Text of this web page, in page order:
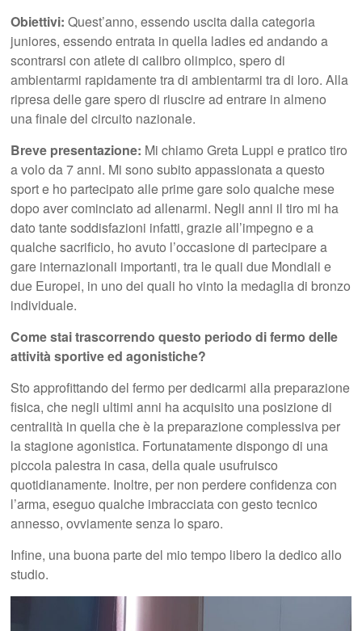
Obiettivi:Quest’anno, essendo uscita dalla categoria
juniores, essendo entrata in quella ladies ed andando a
scontrarsi con atlete di calibro olimpico, spero di
ambientarmi rapidamente tra di ambientarmi tra di loro. Alla
ripresa delle gare spero di riuscire ad entrare in almeno
una finale del circuito nazionale.
Breve presentazione: Mi chiamo Greta Luppi e pratico tiro
a volo da 7 anni. Mi sono subito appassionata a questo
sport e ho partecipato alle prime gare solo qualche mese
dopo aver cominciato ad allenarmi. Negli anni il tiro mi ha
dato tante soddisfazioni infatti, grazie all’impegno e a
qualche sacrificio, ho avuto l’occasione di partecipare a
gare internazionali importanti, tra le quali due Mondiali e
due Europei, in uno dei quali ho vinto la medaglia di bronzo
individuale.
Come stai trascorrendo questo periodo di fermo delle
attività sportive ed agonistiche?
Sto approfittando del fermo per dedicarmi alla preparazione
fisica, che negli ultimi anni ha acquisito una posizione di
centralità in quella che è la preparazione complessiva per
la stagione agonistica. Fortunatamente dispongo di una
piccola palestra in casa, della quale usufruisco
quotidianamente. Inoltre, per non perdere confidenza con
l’arma, eseguo qualche imbracciata con gesto tecnico
annesso, ovviamente senza lo sparo.
Infine, una buona parte del mio tempo libero la dedico allo
studio.